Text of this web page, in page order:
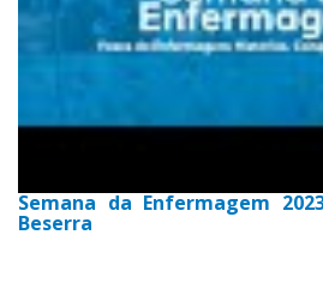
Semana da Enfermagem
Beserra